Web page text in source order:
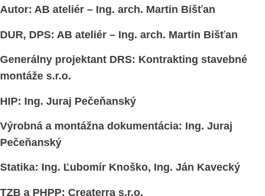
Autor: AB ateliér – Ing. arch. Martin Bišťan
DUR, DPS: AB ateliér – Ing. arch. Martin Bišťan
Generálny projektant DRS: Kontrakting stavebné
montáže s.r.o.
HIP: Ing. Juraj Pečeňanský
Výrobná a montážna dokumentácia: Ing. Juraj
Pečeňanský
Statika: Ing. Ľubomír Knoško, Ing. Ján Kavecký
TZB a PHPP: Createrra s.r.o.